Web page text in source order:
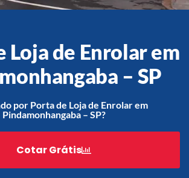
Acessórios
Portão de Garagem de
Enrolar em Teresópolis – RJ
Portão de Garagem de
Enrolar em São Pedro da
Aldeia – RJ
Loja de Enrolar em
– SP
por Porta de Loja de Enrolar em
Pindamonhangaba – SP?
Cotar Grátis